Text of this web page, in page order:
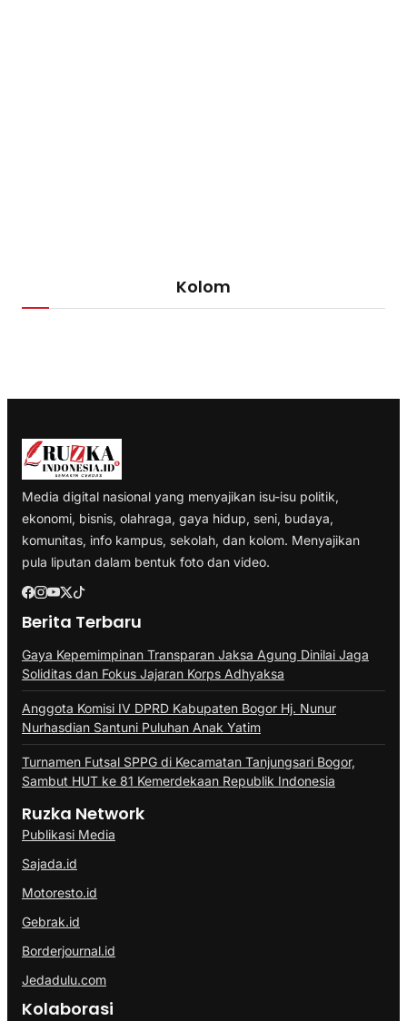
Kolom
Media digital nasional yang menyajikan isu-isu politik,
ekonomi, bisnis, olahraga, gaya hidup, seni, budaya,
komunitas, info kampus, sekolah, dan kolom. Menyajikan
pula liputan dalam bentuk foto dan video.
Berita Terbaru
Gaya Kepemimpinan Transparan Jaksa Agung Dinilai Jaga
Soliditas dan Fokus Jajaran Korps Adhyaksa
Anggota Komisi IV DPRD Kabupaten Bogor Hj. Nunur
Nurhasdian Santuni Puluhan Anak Yatim
Turnamen Futsal SPPG di Kecamatan Tanjungsari Bogor,
Sambut HUT ke 81 Kemerdekaan Republik Indonesia
Ruzka Network
Publikasi Media
Sajada.id
Motoresto.id
Gebrak.id
Borderjournal.id
Jedadulu.com
Kolaborasi